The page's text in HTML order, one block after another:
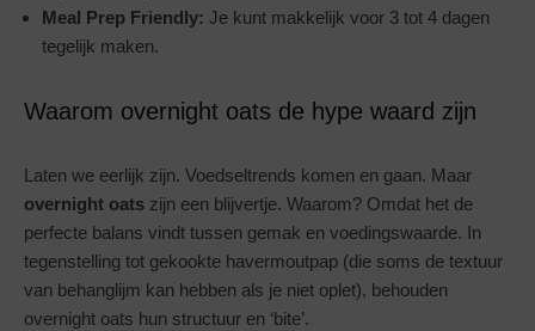
Meal Prep Friendly: Je kunt makkelijk voor 3 tot 4 dagen
tegelijk maken.
Waarom overnight oats de hype waard zijn
Laten we eerlijk zijn. Voedseltrends komen en gaan. Maar
overnight oats zijn een blijvertje. Waarom? Omdat het de
perfecte balans vindt tussen gemak en voedingswaarde. In
tegenstelling tot gekookte havermoutpap (die soms de textuur
van behanglijm kan hebben als je niet oplet), behouden
overnight oats hun structuur en ‘bite’.